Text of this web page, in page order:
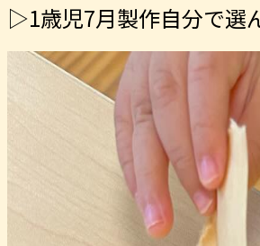
▷1歳児7月製作自分で選